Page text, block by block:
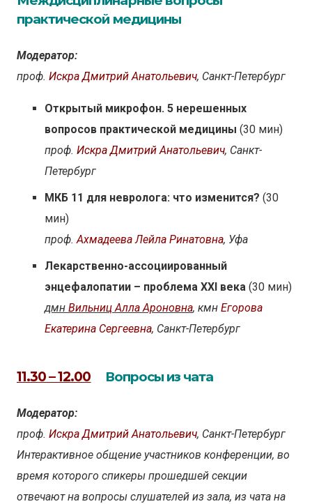
практической медицины
Модератор:
проф. Искра Дмитрий Анатольевич, Санкт-Петербург
Открытый микрофон. 5 нерешенных
вопросов практической медицины (30 мин)
проф. Искра Дмитрий Анатольевич, Санкт-
Петербург
МКБ 11 для невролога: что изменится? (30
мин)
проф. Ахмадеева Лейла Ринатовна, Уфа
Лекарственно-ассоциированный
энцефалопатии – проблема XXI века (30 мин)
дмн Вильниц Алла Ароновна, кмн Егорова
Екатерина Сергеевна, Санкт-Петербург
11.30 – 12.00 Вопросы из чата
Модератор:
проф. Искра Дмитрий Анатольевич, Санкт-Петербург
Интерактивное общение участников конференции, во
время которого спикеры прошедшей секции
отвечают на вопросы слушателей из зала, из чата на